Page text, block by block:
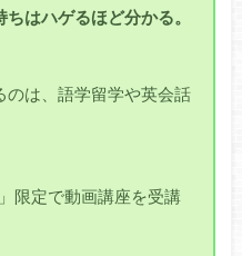
はハゲるほど分かる。
のは、語学留学や英会話
限定で動画講座を受講